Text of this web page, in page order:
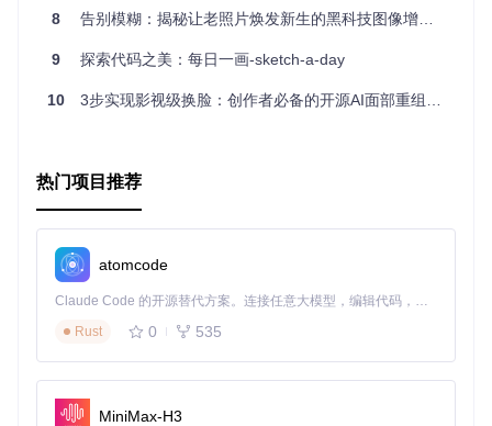
自动生成图像
：从示例代码中自动生成图片，便于用户理
解和模仿。
强大的文档：官方文档网站提供详细的API参考和分步骤的
参与贡献也非常方便，只需遵循 CONTRIBUTING.md
无论是为了学术研究、艺术创作还是教学实践，Processing.p
y 都是一个值得尝试的工具。现在就开始你的视觉之旅吧！
8 告别模糊：揭秘让老照片焕发新生的黑科技图像增强与AI修复技术
9 探索代码之美：每日一画-sketch-a-day
10 3步实现影视级换脸：创作者必备的开源AI面部重组工具指南
热门项目推荐
atomcode
Claude Code 的开源替代方案。连接任意大模型，编辑代码，运行命令，自动验证 — 全自动执行。用 Rust 构建，极致性能。 ｜ An open-source alternative to Claude Code. Connect any LLM, edit code, run commands, and verify changes — autonomously. Built in Rust for speed. Get Started
Rust
0 535
MiniMax-H3